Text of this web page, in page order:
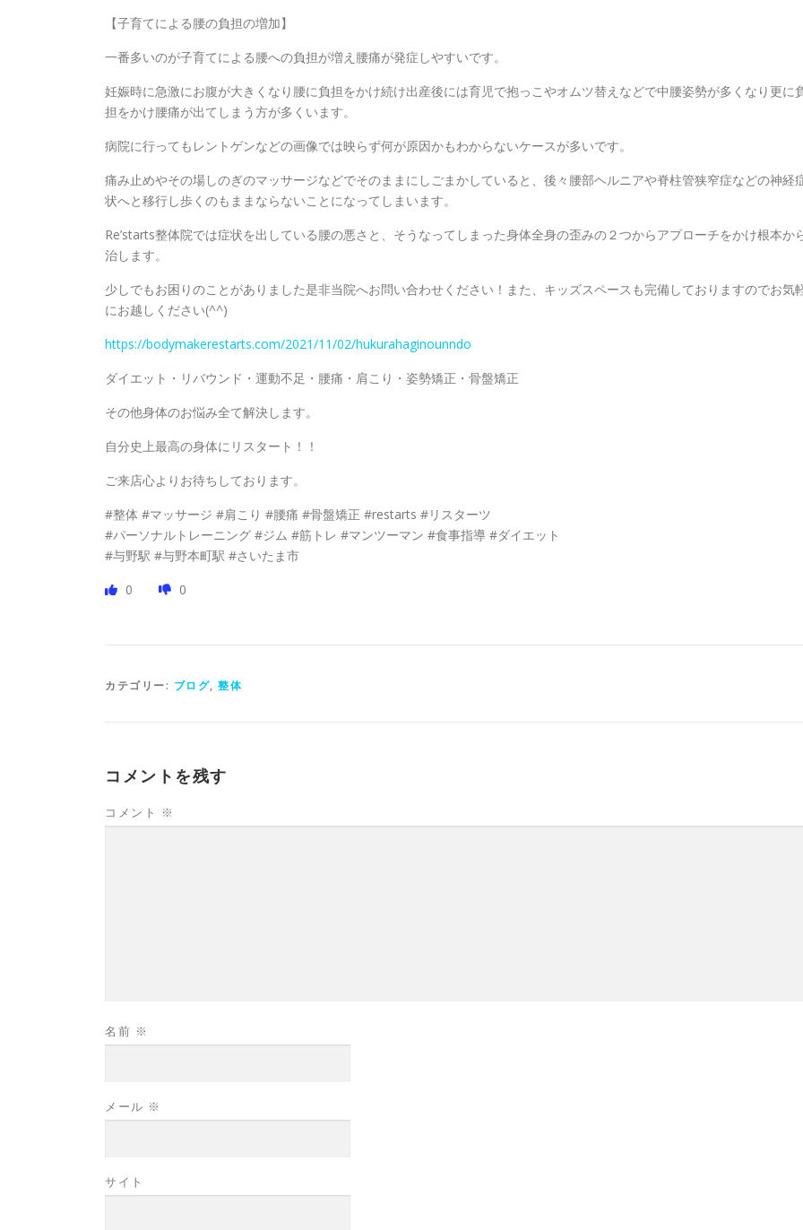
【子育てによる腰の負担の増加】
一番多いのが子育てによる腰への負担が増え腰痛が発症しやすいです。
妊娠時に急激にお腹が大きくなり腰に負担をかけ続け出産後には育児で抱っこやオムツ替えなどで中腰姿勢が多くなり更に
担をかけ腰痛が出てしまう方が多くいます。
病院に行ってもレントゲンなどの画像では映らず何が原因かもわからないケースが多いです。
痛み止めやその場しのぎのマッサージなどでそのままにしごまかしていると、後々腰部ヘルニアや脊柱管狭窄症などの神経
状へと移行し歩くのもままならないことになってしまいます。
Re’starts整体院では症状を出している腰の悪さと、そうなってしまった身体全身の歪みの２つからアプローチをかけ根本か
治します。
少しでもお困りのことがありました是非当院へお問い合わせください！また、キッズスペースも完備しておりますのでお気
にお越しください(^^)
https://bodymakerestarts.com/2021/11/02/hukurahaginounndo
ダイエット・リバウンド・運動不足・腰痛・肩こり・姿勢矯正・骨盤矯正
その他身体のお悩み全て解決します。
自分史上最高の身体にリスタート！！
ご来店心よりお待ちしております。
#整体 #マッサージ #肩こり #腰痛 #骨盤矯正 #restarts #リスターツ
#パーソナルトレーニング #ジム #筋トレ #マンツーマン #食事指導 #ダイエット
#与野駅 #与野本町駅 #さいたま市
0
0
カテゴリー: ブログ, 整体
コメントを残す
コメント ※
名前 ※
メール ※
サイト